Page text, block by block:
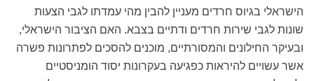
הישראלי בגיוס חרדים מעניין להבין מהי עמדתו לגבי הצעות
שונות לגבי שירות חרדים ודתיים בצבא. האם הציבור הישראלי,
ובעיקר החילונים והמסורתיים, מוכנים להסכים לפתרונות פשרה
אשר עשויים להיראות כפגיעה בעקרונות יסוד הומניסטיים